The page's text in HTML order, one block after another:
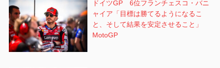
ドイツGP 6位フランチェスコ・バニ
ャイア「目標は勝てるようになるこ
と、そして結果を安定させること」
MotoGP